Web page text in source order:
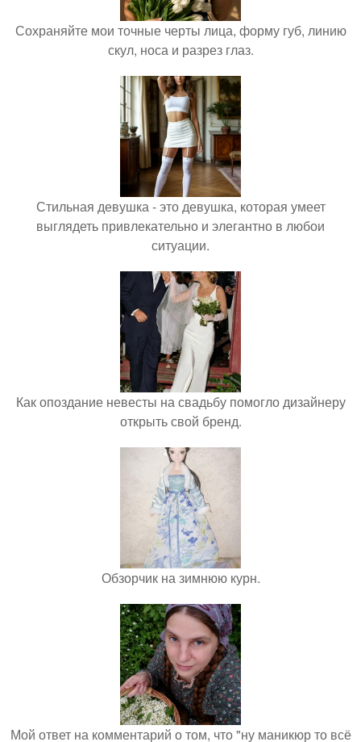
Сохраняйте мои точные черты лица, форму губ, линию
скул, носа и разрез глаз.
Стильная девушка - это девушка, которая умеет
выглядеть привлекательно и элегантно в любои
ситуации.
Как опоздание невесты на свадьбу помогло дизайнеру
открыть свой бренд.
Обзорчик на зимнюю курн.
Мой ответ на комментарий о том, что "ну маникюр то всё